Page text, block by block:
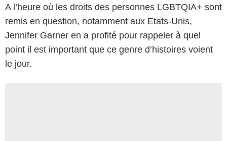
A l’heure où les droits des personnes LGBTQIA+ sont
remis en question, notamment aux Etats-Unis,
Jennifer Garner en a profité pour rappeler à quel
point il est important que ce genre d’histoires voient
le jour.